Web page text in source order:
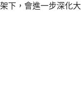
下，會進一步深化